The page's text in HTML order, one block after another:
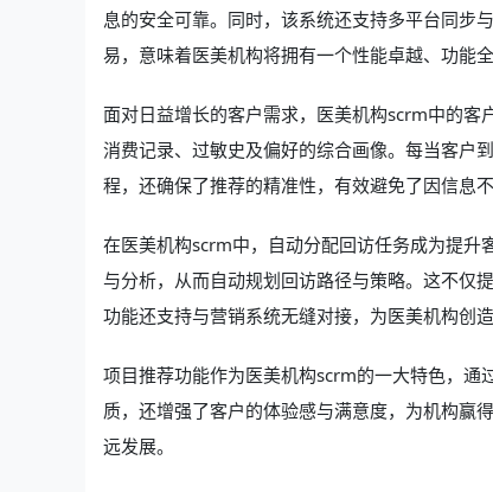
息的安全可靠。同时，该系统还支持多平台同步
易，意味着医美机构将拥有一个性能卓越、功能
面对日益增长的客户需求，医美机构scrm中的客
消费记录、过敏史及偏好的综合画像。每当客户
程，还确保了推荐的精准性，有效避免了因信息
在医美机构scrm中，自动分配回访任务成为提升
与分析，从而自动规划回访路径与策略。这不仅
功能还支持与营销系统无缝对接，为医美机构创
项目推荐功能作为医美机构scrm的一大特色，通
质，还增强了客户的体验感与满意度，为机构赢
远发展。